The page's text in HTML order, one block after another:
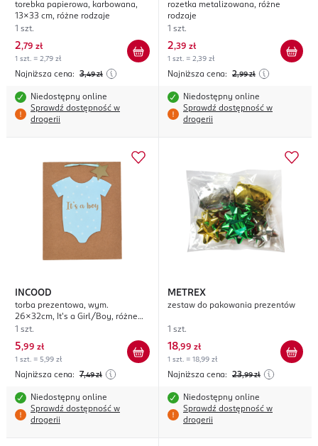
torebka papierowa, karbowana,
13x33 cm, różne rodzaje
1 szt.
2,79 zł
1 szt. = 2,79 zł
Najniższa cena: 3,49 zł
Niedostępny online
Sprawdź dostępność w
drogerii
rozetka metalizowana, różne
rodzaje
1 szt.
2,39 zł
1 szt. = 2,39 zł
Najniższa cena: 2,99 zł
Niedostępny online
Sprawdź dostępność w
drogerii
INCOOD
torba prezentowa, wym.
26x32cm, It's a Girl/Boy, różne
rodzaje
1 szt.
5,99 zł
1 szt. = 5,99 zł
Najniższa cena: 7,49 zł
Niedostępny online
Sprawdź dostępność w
drogerii
METREX
zestaw do pakowania prezentów
1 szt.
18,99 zł
1 szt. = 18,99 zł
Najniższa cena: 23,99 zł
Niedostępny online
Sprawdź dostępność w
drogerii